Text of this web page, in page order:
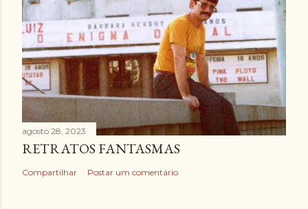
agosto 28, 2023
RETRATOS FANTASMAS
Compartilhar Postar um comentário